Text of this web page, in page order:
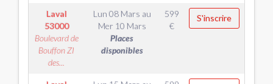
Laval
53000
Boulevard de
Bouffon ZI
des...
Lun 08 Mars au
Mer 10 Mars
Places
disponibles
599
€
S'inscrire